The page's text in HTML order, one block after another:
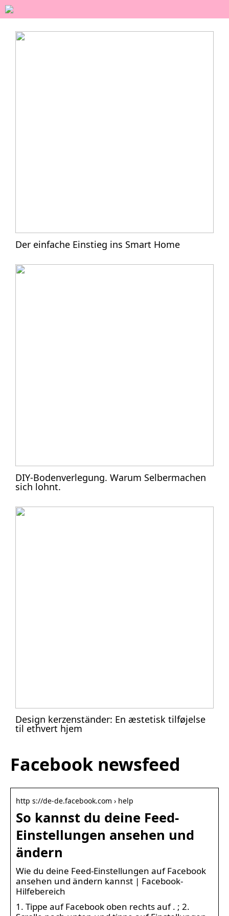
Der einfache Einstieg ins Smart Home
DIY-Bodenverlegung. Warum Selbermachen
sich lohnt.
Design kerzenständer: En æstetisk tilføjelse
til ethvert hjem
Facebook newsfeed
http s://de-de.facebook.com › help
So kannst du deine Feed-
Einstellungen ansehen und
ändern
Wie du deine Feed-Einstellungen auf Facebook
ansehen und ändern kannst | Facebook-
Hilfebereich
1. Tippe auf Facebook oben rechts auf . ; 2.